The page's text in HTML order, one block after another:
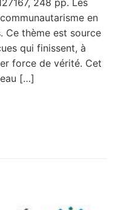
248 pp. Les
en
Ce thème est source
qui finissent, à
force de vérité. Cet
[…]